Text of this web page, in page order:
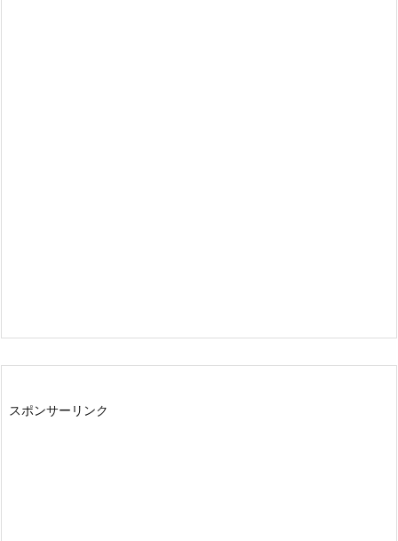
スポンサーリンク